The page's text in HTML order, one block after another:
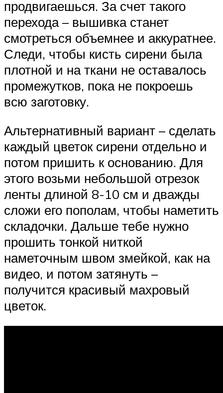
продвигаешься. За счет такого
перехода – вышивка станет
смотреться объемнее и аккуратнее.
Следи, чтобы кисть сирени была
плотной и на ткани не оставалось
промежутков, пока не покроешь
всю заготовку.
Альтернативный вариант – сделать
каждый цветок сирени отдельно и
потом пришить к основанию. Для
этого возьми небольшой отрезок
ленты длиной 8-10 см и дважды
сложи его пополам, чтобы наметить
складочки. Дальше тебе нужно
прошить тонкой ниткой
наметочным швом змейкой, как на
видео, и потом затянуть –
получится красивый махровый
цветок.